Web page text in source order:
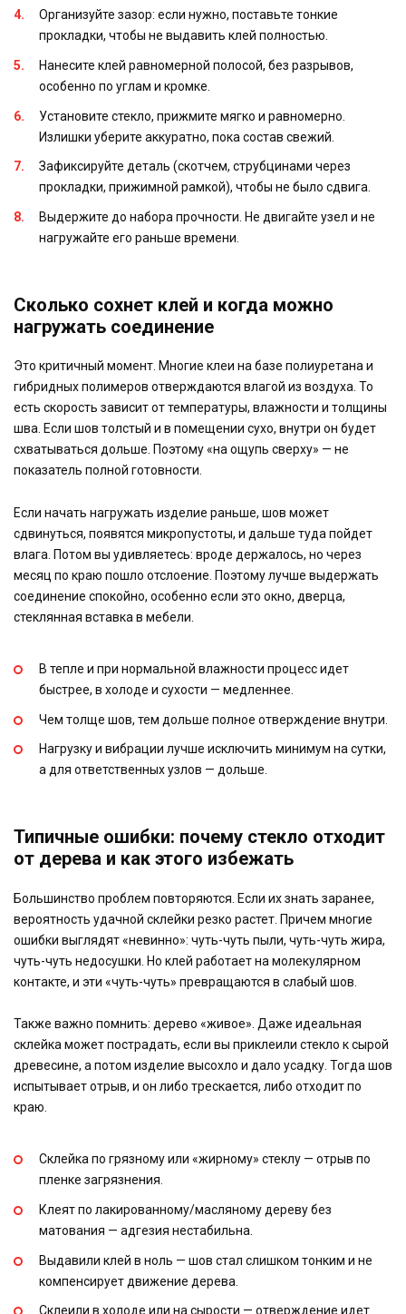
Организуйте зазор: если нужно, поставьте тонкие
прокладки, чтобы не выдавить клей полностью.
Нанесите клей равномерной полосой, без разрывов,
особенно по углам и кромке.
Установите стекло, прижмите мягко и равномерно.
Излишки уберите аккуратно, пока состав свежий.
Зафиксируйте деталь (скотчем, струбцинами через
прокладки, прижимной рамкой), чтобы не было сдвига.
Выдержите до набора прочности. Не двигайте узел и не
нагружайте его раньше времени.
Сколько сохнет клей и когда можно
нагружать соединение
Это критичный момент. Многие клеи на базе полиуретана и
гибридных полимеров отверждаются влагой из воздуха. То
есть скорость зависит от температуры, влажности и толщины
шва. Если шов толстый и в помещении сухо, внутри он будет
схватываться дольше. Поэтому «на ощупь сверху» — не
показатель полной готовности.
Если начать нагружать изделие раньше, шов может
сдвинуться, появятся микропустоты, и дальше туда пойдет
влага. Потом вы удивляетесь: вроде держалось, но через
месяц по краю пошло отслоение. Поэтому лучше выдержать
соединение спокойно, особенно если это окно, дверца,
стеклянная вставка в мебели.
В тепле и при нормальной влажности процесс идет
быстрее, в холоде и сухости — медленнее.
Чем толще шов, тем дольше полное отверждение внутри.
Нагрузку и вибрации лучше исключить минимум на сутки,
а для ответственных узлов — дольше.
Типичные ошибки: почему стекло отходит
от дерева и как этого избежать
Большинство проблем повторяются. Если их знать заранее,
вероятность удачной склейки резко растет. Причем многие
ошибки выглядят «невинно»: чуть-чуть пыли, чуть-чуть жира,
чуть-чуть недосушки. Но клей работает на молекулярном
контакте, и эти «чуть-чуть» превращаются в слабый шов.
Также важно помнить: дерево «живое». Даже идеальная
склейка может пострадать, если вы приклеили стекло к сырой
древесине, а потом изделие высохло и дало усадку. Тогда шов
испытывает отрыв, и он либо трескается, либо отходит по
краю.
Склейка по грязному или «жирному» стеклу — отрыв по
пленке загрязнения.
Клеят по лакированному/масляному дереву без
матования — адгезия нестабильна.
Выдавили клей в ноль — шов стал слишком тонким и не
компенсирует движение дерева.
Склеили в холоде или на сырости — отверждение идет